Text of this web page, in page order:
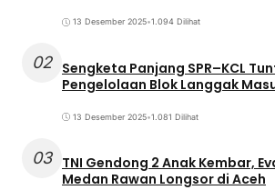
13 Desember 2025•1.094 Dilihat
02 Sengketa Panjang SPR–KCL
Pengelolaan Blok Langgak
13 Desember 2025•1.081 Dilihat
03 TNI Gendong 2 Anak Kembar,
Medan Rawan Longsor di Aceh